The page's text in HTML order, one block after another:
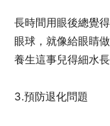
長時間用眼後總覺
眼球，就像給眼睛
養生這事兒得細水長
3.預防退化問題